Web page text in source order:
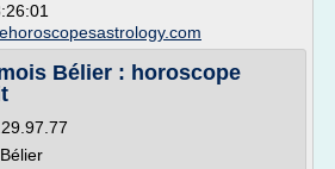
Bélier : horoscope